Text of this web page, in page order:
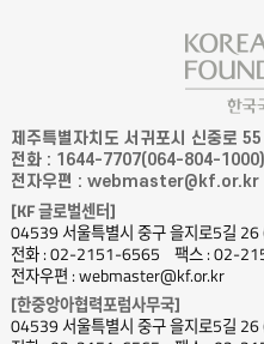
제주특별자치도 서귀포시 신중로 55
전화 : 1644-7707(064-804-1000)
전자우편 : webmaster@kf.or.kr
[KF 글로벌센터]
04539 서울특별시 중구 을지로5길 26
전화 : 02-2151-6565
팩스 : 02-
전자우편 : webmaster@kf.or.kr
[한중앙아협력포럼사무국]
04539 서울특별시 중구 을지로5길 26